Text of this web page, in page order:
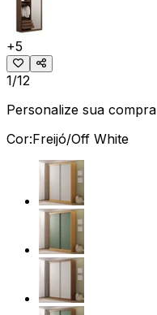
+5
1/12
Personalize sua compra
Cor:Freijó/Off White